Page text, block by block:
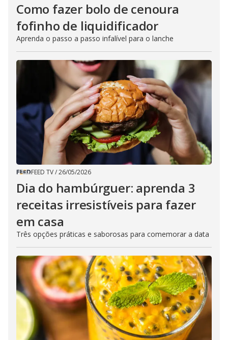
Como fazer bolo de cenoura
fofinho de liquidificador
Aprenda o passo a passo infalível para o lanche
FEED TV/26/05/2026
Dia do hambúrguer: aprenda 3
receitas irresistíveis para fazer
em casa
Três opções práticas e saborosas para comemorar a data